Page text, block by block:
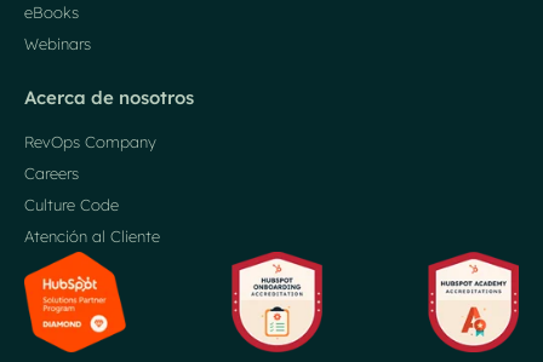
eBooks
Webinars
Acerca de nosotros
RevOps Company
Careers
Culture Code
Atención al Cliente